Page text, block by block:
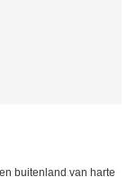
te treffen:
verzocht de